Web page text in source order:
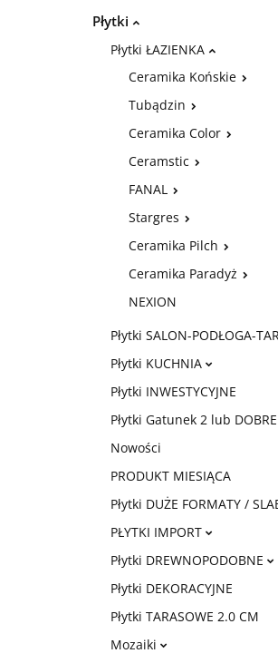
Płytki
Płytki ŁAZIENKA
Ceramika Końskie
Tubądzin
Ceramika Color
Ceramstic
FANAL
Stargres
Ceramika Pilch
Ceramika Paradyż
NEXION
Płytki SALON-PODŁOGA-
Płytki KUCHNIA
Płytki INWESTYCYJNE
Płytki Gatunek 2 lub
Nowości
PRODUKT MIESIĄCA
Płytki DUŻE FORMATY /
PŁYTKI IMPORT
Płytki DREWNOPODOBNE
Płytki DEKORACYJNE
Płytki TARASOWE 2.0 CM
Mozaiki